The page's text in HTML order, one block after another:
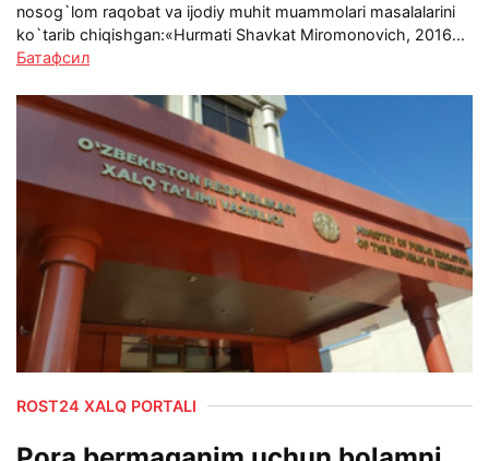
nosog`lom raqobat va ijodiy muhit muammolari masalalarini
ko`tarib chiqishgan:«Hurmati Shavkat Miromonovich, 2016...
Батафсил
ROST24 XALQ PORTALI